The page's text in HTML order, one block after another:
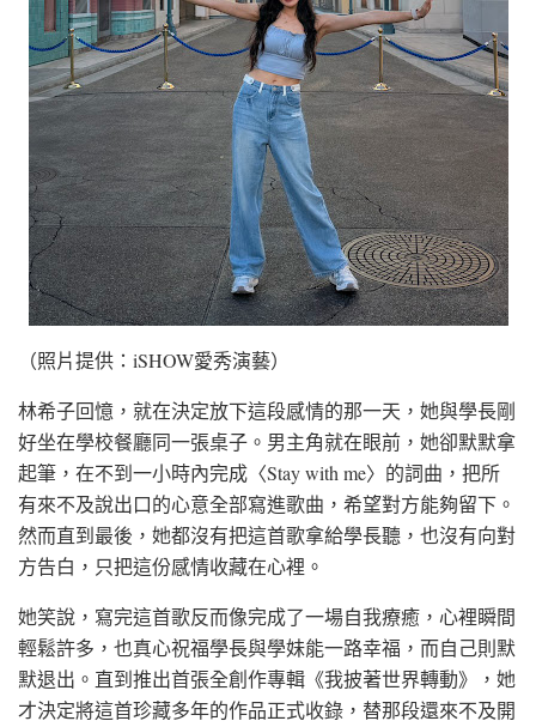
（照片提供：iSHOW愛秀演藝）
林希子回憶，就在決定放下這段感情的那一天，她與學長剛
好坐在學校餐廳同一張桌子。男主角就在眼前，她卻默默拿
起筆，在不到一小時內完成〈Stay with me〉的詞曲，把所
有來不及說出口的心意全部寫進歌曲，希望對方能夠留下。
然而直到最後，她都沒有把這首歌拿給學長聽，也沒有向對
方告白，只把這份感情收藏在心裡。
她笑說，寫完這首歌反而像完成了一場自我療癒，心裡瞬間
輕鬆許多，也真心祝福學長與學妹能一路幸福，而自己則默
默退出。直到推出首張全創作專輯《我披著世界轉動》，她
才決定將這首珍藏多年的作品正式收錄，替那段還來不及開